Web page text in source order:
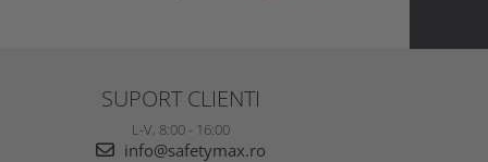
SUPORT CLIENTI
L-V, 8:00 - 16:00
info@safetymax.ro